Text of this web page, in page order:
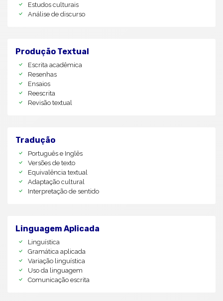
Estudos culturais
Análise de discurso
Produção Textual
Escrita acadêmica
Resenhas
Ensaios
Reescrita
Revisão textual
Tradução
Português e Inglês
Versões de texto
Equivalência textual
Adaptação cultural
Interpretação de sentido
Linguagem Aplicada
Linguística
Gramática aplicada
Variação linguística
Uso da linguagem
Comunicação escrita